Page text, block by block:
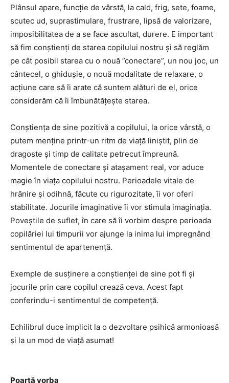
Plânsul apare, funcţie de vârstă, la cald, frig, sete, foame,
scutec ud, suprastimulare, frustrare, lipsă de valorizare,
imposibilitatea de a se face ascultat, durere. E important
să fim conştienţi de starea copilului nostru şi să reglăm
pe cât posibil starea cu o nouă ”conectare”, un nou joc, un
cântecel, o ghiduşie, o nouă modalitate de relaxare, o
acţiune care să îi arate că suntem alături de el, orice
considerăm că îi îmbunătăţeşte starea.
Conştienţa de sine pozitivă a copilului, la orice vârstă, o
putem menţine printr-un ritm de viaţă liniştit, plin de
dragoste şi timp de calitate petrecut împreună.
Momentele de conectare şi ataşament real, vor aduce
magie în viaţa copilului nostru. Perioadele vitale de
hrănire şi odihnă, făcute cu rigurozitate, îi vor oferi
stabilitate. Jocurile imaginative îi vor stimula imaginaţia.
Poveştile de suflet, în care să îi vorbim despre perioada
copilăriei lui timpurii vor ajunge la inima lui impregnând
sentimentul de apartenenţă.
Exemple de susţinere a conştienţei de sine pot fi şi
jocurile prin care copilul crează ceva. Acest fapt
conferindu-i sentimentul de competenţă.
Echilibrul duce implicit la o dezvoltare psihică armonioasă
şi la un mod de viaţă asumat!
Poartă vorba